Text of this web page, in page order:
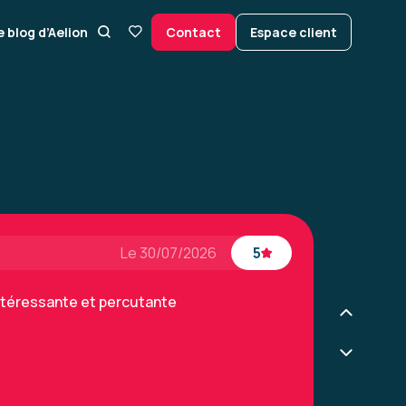
blog d’Aelion Contact Espace client
Le 30/07/2026 5
et percutante